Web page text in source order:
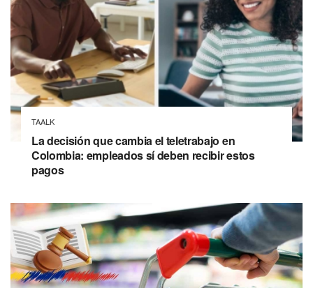
TAALK
La decisión que cambia el teletrabajo en
Colombia: empleados sí deben recibir estos
pagos